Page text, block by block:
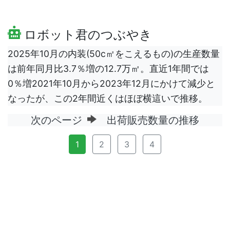
ロボット君のつぶやき
2025年10月の内装(50c㎡をこえるもの)の生産数量
は前年同月比3.7％増の12.7万㎡。直近1年間では
0％増2021年10月から2023年12月にかけて減少と
なったが、この2年間近くはほぼ横這いで推移。
次のページ 出荷販売数量の推移
1 2 3 4